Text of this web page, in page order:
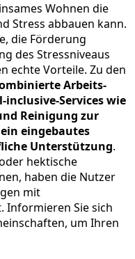
Wohnen die
Stress abbauen kann.
die Förderung
des Stressniveaus
echte Vorteile. Zu den
Arbeits-
inclusive-Services wie
Reinigung zur
ein eingebautes
Unterstützung.
hektische
haben die Nutzer
mit
Informieren Sie sich
um Ihren